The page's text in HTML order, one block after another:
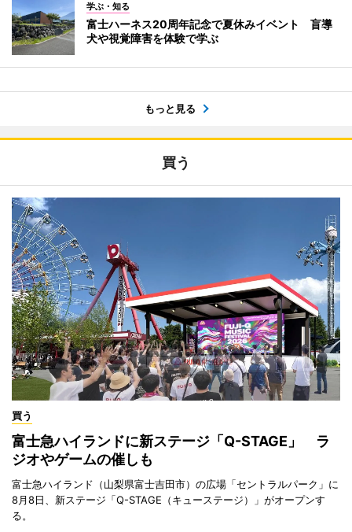
学ぶ・知る
富士ハーネス20周年記念で夏休みイベント 盲導
犬や視覚障害を体験で学ぶ
もっと見る
買う
買う
富士急ハイランドに新ステージ「Q-STAGE」 ラ
ジオやゲームの催しも
富士急ハイランド（山梨県富士吉田市）の広場「セントラルパーク」に
8月8日、新ステージ「Q-STAGE（キューステージ）」がオープンす
る。